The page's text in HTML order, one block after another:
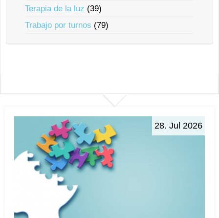
Terapia de la luz (39)
Trabajo por turnos (79)
28. Jul 2026